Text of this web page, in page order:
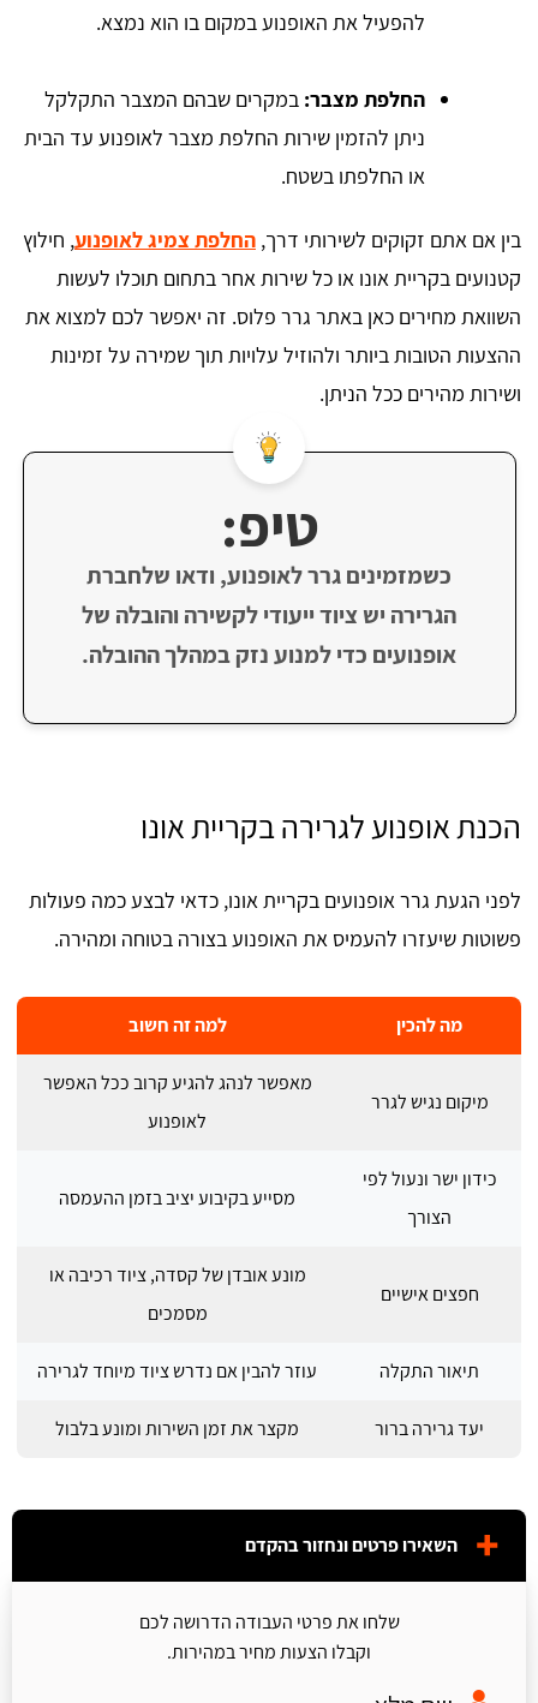
להפעיל את האופנוע במקום בו הוא נמצא.
החלפת מצבר: במקרים שבהם המצבר התקלקל
ניתן להזמין שירות החלפת מצבר לאופנוע עד הבית
או החלפתו בשטח.
בין אם אתם זקוקים לשירותי דרך, החלפת צמיג לאופנוע, חילוץ
קטנועים בקריית אונו או כל שירות אחר בתחום תוכלו לעשות
השוואת מחירים כאן באתר גרר פלוס. זה יאפשר לכם למצוא את
ההצעות הטובות ביותר ולהוזיל עלויות תוך שמירה על זמינות
ושירות מהירים ככל הניתן.
טיפ:
כשמזמינים גרר לאופנוע, ודאו שלחברת
הגרירה יש ציוד ייעודי לקשירה והובלה של
אופנועים כדי למנוע נזק במהלך ההובלה.
הכנת אופנוע לגרירה בקריית אונו
לפני הגעת גרר אופנועים בקריית אונו, כדאי לבצע כמה פעולות
פשוטות שיעזרו להעמיס את האופנוע בצורה בטוחה ומהירה.
מה להכין למה זה חשוב
מיקום נגיש לגרר
מאפשר לנהג להגיע קרוב ככל האפשר
לאופנוע
כידון ישר ונעול לפי
הצורך
מסייע בקיבוע יציב בזמן ההעמסה
חפצים אישיים
מונע אובדן של קסדה, ציוד רכיבה או
מסמכים
תיאור התקלה עוזר להבין אם נדרש ציוד מיוחד לגרירה
יעד גרירה ברור מקצר את זמן השירות ומונע בלבול
השאירו פרטים ונחזור בהקדם
שלחו את פרטי העבודה הדרושה לכם
וקבלו הצעות מחיר במהירות.